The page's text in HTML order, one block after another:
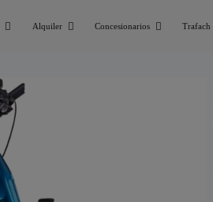
Alquiler Concesionarios Trafach